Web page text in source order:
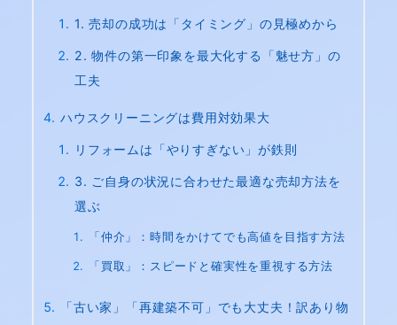
1. 売却の成功は「タイミング」の見極めから
2. 物件の第一印象を最大化する「魅せ方」の
工夫
ハウスクリーニングは費用対効果大
リフォームは「やりすぎない」が鉄則
3. ご自身の状況に合わせた最適な売却方法を
選ぶ
「仲介」：時間をかけてでも高値を目指す方法
「買取」：スピードと確実性を重視する方法
「古い家」「再建築不可」でも大丈夫！訳あり物